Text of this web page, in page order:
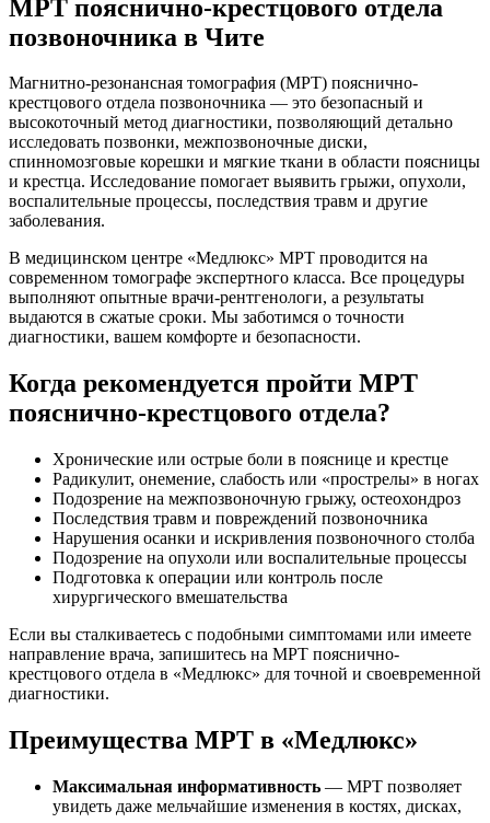
МРТ пояснично-крестцового отдела
позвоночника в Чите
Магнитно-резонансная томография (МРТ) пояснично-
крестцового отдела позвоночника — это безопасный и
высокоточный метод диагностики, позволяющий детально
исследовать позвонки, межпозвоночные диски,
спинномозговые корешки и мягкие ткани в области поясницы
и крестца. Исследование помогает выявить грыжи, опухоли,
воспалительные процессы, последствия травм и другие
заболевания.
В медицинском центре «Медлюкс» МРТ проводится на
современном томографе экспертного класса. Все процедуры
выполняют опытные врачи-рентгенологи, а результаты
выдаются в сжатые сроки. Мы заботимся о точности
диагностики, вашем комфорте и безопасности.
Когда рекомендуется пройти МРТ
пояснично-крестцового отдела?
Хронические или острые боли в пояснице и крестце
Радикулит, онемение, слабость или «прострелы» в ногах
Подозрение на межпозвоночную грыжу, остеохондроз
Последствия травм и повреждений позвоночника
Нарушения осанки и искривления позвоночного столба
Подозрение на опухоли или воспалительные процессы
Подготовка к операции или контроль после
хирургического вмешательства
Если вы сталкиваетесь с подобными симптомами или имеете
направление врача, запишитесь на МРТ пояснично-
крестцового отдела в «Медлюкс» для точной и своевременной
диагностики.
Преимущества МРТ в «Медлюкс»
Максимальная информативность — МРТ позволяет
увидеть даже мельчайшие изменения в костях, дисках,